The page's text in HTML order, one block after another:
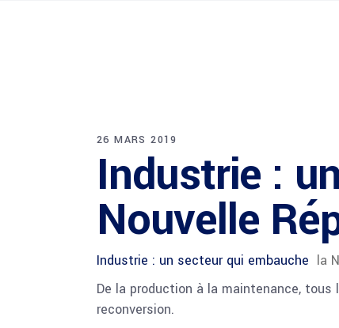
26 MARS 2019
​Industrie :
Nouvelle
​Industrie : un secteur qui embauche la
De la production à la maintenance,
reconversion.